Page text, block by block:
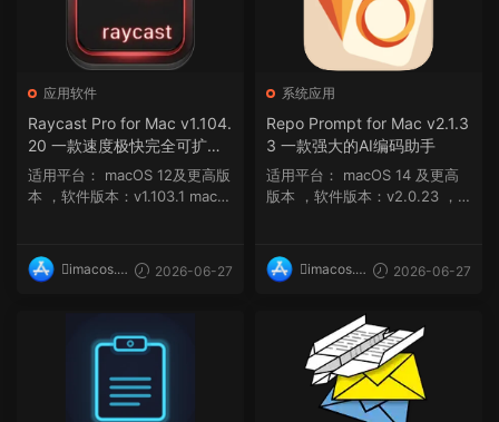
应用软件
Raycast Pro for Mac v1.104.
20 一款速度极快完全可扩展
的启动器
适用平台： macOS 12及更高版
本 ，软件版本：v1.103.1 macO
imacos.t
2026-06-27
系统应用
Repo Prompt for Mac v2.1.3
3 一款强大的AI编码助手
适用平台： macOS 14 及更高
版本 ，软件版本：v2.0.23 ，
imacos.t
2026-06-27